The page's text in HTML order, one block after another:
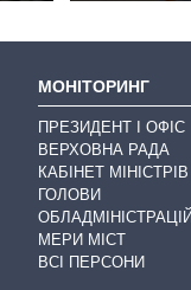
МОНІТОРИНГ
ПРЕЗИДЕНТ І ОФІС
ВЕРХОВНА РАДА
КАБІНЕТ МІНІСТРІВ
ГОЛОВИ
МЕРИ МІСТ
ВСІ ПЕРСОНИ